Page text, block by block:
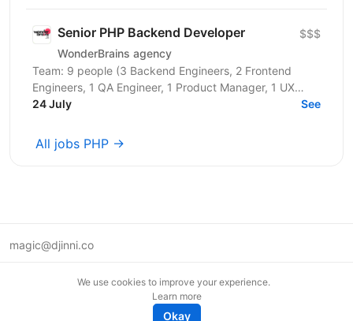
Senior PHP Backend Developer
WonderBrains agency
$$$
Team: 9 people (3 Backend Engineers, 2 Frontend
Engineers, 1 QA Engineer, 1 Product Manager, 1 UX
Designer, CTO) About the Company We are an
24 July See
All jobs PHP →
magic@djinni.co
We use cookies to improve your experience.
Learn more
Okay